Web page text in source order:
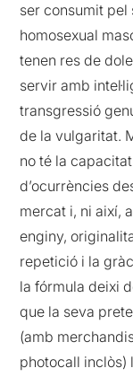
ser consumit
homosexual
tenen res de
servir amb
transgressió
de la vulgaritat.
no té la
d’ocurrències
mercat i, ni així,
enginy,
repetició i la
la fórmula deixi
que la seva
(amb
photocall inclòs)